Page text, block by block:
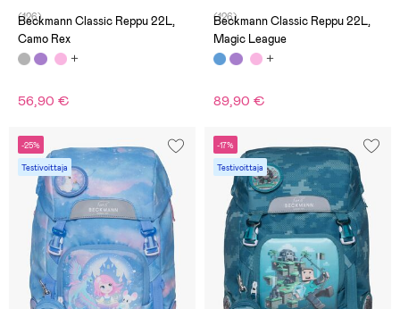
(126)
Beckmann Classic Reppu 22L,
Camo Rex
56,90 €
(126)
Beckmann Classic Reppu 22L,
Magic League
89,90 €
-25%
Testivoittaja
-17%
Testivoittaja